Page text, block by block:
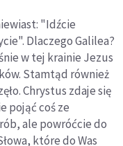
"Idźcie
Dlaczego Galilea?
w tej krainie Jezus
Stamtąd również
Chrystus zdaje się
pojąć coś ze
ale powróćcie do
które do Was